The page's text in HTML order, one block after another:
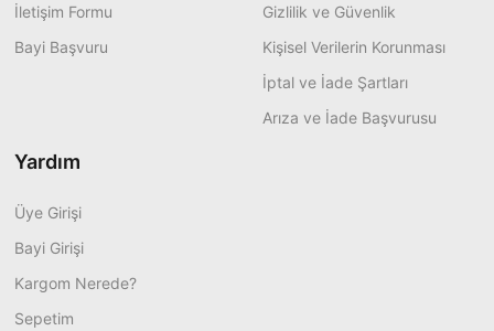
İletişim Formu
Bayi Başvuru
Gizlilik ve Güvenlik
Kişisel Verilerin Korunması
İptal ve İade Şartları
Arıza ve İade Başvurusu
Yardım
Üye Girişi
Bayi Girişi
Kargom Nerede?
Sepetim